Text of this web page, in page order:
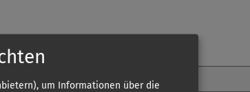
um Informationen über die